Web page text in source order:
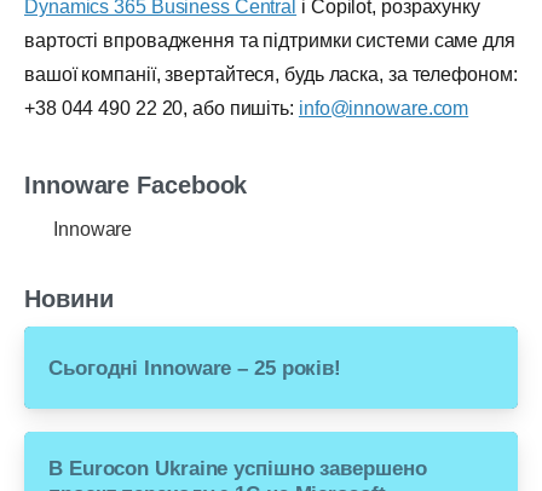
Dynamics 365 Business Central і Copilot, розрахунку
вартості впровадження та підтримки системи саме для
вашої компанії, звертайтеся, будь ласка, за телефоном:
+38 044 490 22 20, або пишіть: info@innoware.com
Innoware Facebook
Innoware
Новини
Сьогодні Innoware – 25 років!
В Eurocon Ukraine успішно завершено